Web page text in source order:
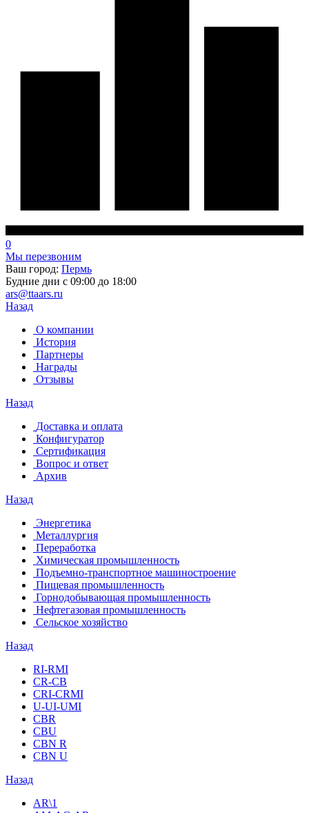
0
Мы перезвоним
Ваш город: Пермь
Будние дни с 09:00 до 18:00
ars@ttaars.ru
Назад
О компании
История
Партнеры
Награды
Отзывы
Назад
Доставка и оплата
Конфигуратор
Сертификация
Вопрос и ответ
Архив
Назад
Энергетика
Металлургия
Переработка
Химическая промышленность
Подъемно-транспортное машиностроение
Пищевая промышленность
Горнодобывающая промышленность
Нефтегазовая промышленность
Сельское хозяйство
Назад
RI-RMI
CR-CB
СRI-СRMI
U-UI-UMI
CBR
CBU
CBN R
CBN U
Назад
AR\1